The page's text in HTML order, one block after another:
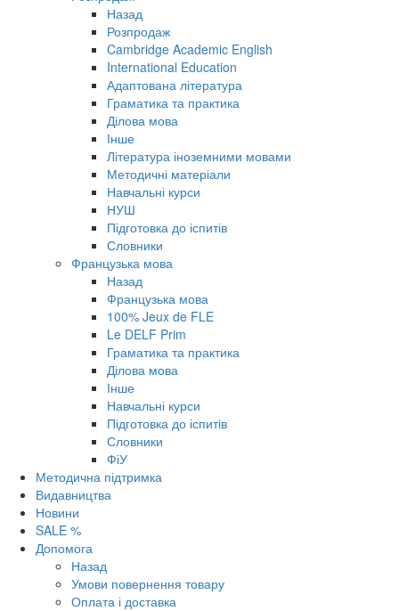
Назад
Розпродаж
Cambridge Academic English
International Education
Адаптована література
Граматика та практика
Ділова мова
Інше
Література іноземними мовами
Методичні матеріали
Навчальні курси
НУШ
Підготовка до іспитів
Словники
Французька мова
Назад
Французька мова
100% Jeux de FLE
Le DELF Prim
Граматика та практика
Ділова мова
Інше
Навчальні курси
Підготовка до іспитів
Словники
ФіУ
Методична підтримка
Видавництва
Новини
SALE %
Допомога
Назад
Умови повернення товару
Оплата і доставка